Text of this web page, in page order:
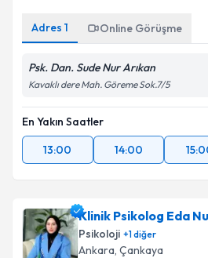
Adres 1 Online Görüşme
Psk. Dan. Sude Nur Arıkan
Kavaklı dere Mah. Göreme Sok.7/5
En Yakın Saatler
13:00
14:00
Klinik Psikolog Eda
Psikoloji +1diğer
Ankara, Çankaya